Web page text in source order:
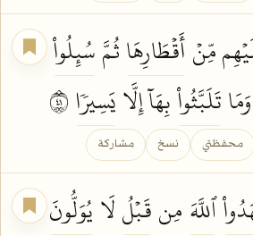
مِّنۡأَقۡطَارِهَاثُمَّسُئِلُواْ
وَمَاتَلَبَّثُواْبِهَآ إِلَّايَسِيرٗا
محفظتي نسخ مشاركة
ٱللَّهَ مِنقَبۡلُلَا يُوَلُّونَ